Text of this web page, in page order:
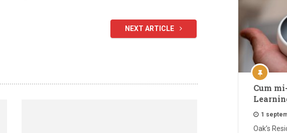
NEXT ARTICLE
Cum
1
Oak’s